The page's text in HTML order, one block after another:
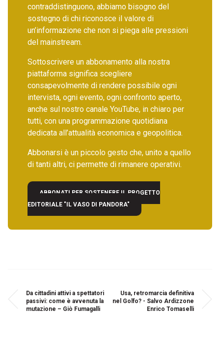
contraddistinguono, abbiamo bisogno del
sostegno di chi riconosce il valore di
un’informazione che non si piega alle pressioni
del mainstream.
Sottoscrivere un abbonamento alla nostra
piattaforma significa scegliere
consapevolmente di rendere possibile ogni
intervista, ogni evento, ogni confronto aperto,
anche sul nostro canale YouTube, in chiaro per
tutti, con una programmazione quotidiana
dedicata all’attualità economica e geopolitica.
Abbonarsi è un piccolo gesto che, unito a quello
di tanti altri, ci permette di rimanere operativi.
ABBONATI PER SOSTENERE IL PROGETTO
EDITORIALE "IL VASO DI PANDORA"
Da cittadini attivi a spettatori
passivi: come è avvenuta la
mutazione – Giò Fumagalli
Usa, retromarcia definitiva
nel Golfo? - Salvo Ardizzone
Enrico Tomaselli